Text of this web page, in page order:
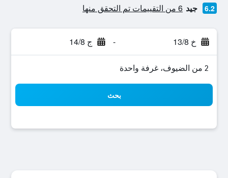
6.2 جيد 6 من التقييمات تم التحقق منها
خ 13/8 - ج 14/8
2 من الضيوف، غرفة واحدة
بحث